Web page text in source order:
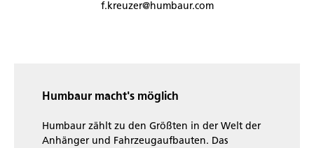
f.kreuzer@humbaur.com
Humbaur macht's möglich
Humbaur zählt zu den Größten in der Welt der
Anhänger und Fahrzeugaufbauten. Das